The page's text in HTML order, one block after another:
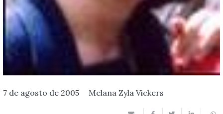
7 de agosto de 2005 Melana Zyla Vickers